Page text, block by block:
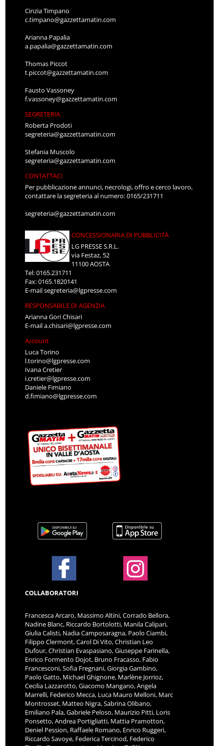
Cinzia Timpano
c.timpano@gazzettamatin.com
Arianna Papalia
a.papalia@gazzettamatin.com
Thomas Piccot
t.piccot@gazzettamatin.com
Fausto Vassoney
f.vassoney@gazzettamatin.com
SEGRETERIA
Roberta Prodoti
segreteria@gazzettamatin.com
Stefania Muscolo
segreteria@gazzettamatin.com
CONTATTACI
Per pubblicazione annunci, necrologi, offro e cerco lavoro,
contattare la segreteria al numero: 0165/231711
segreteria@gazzettamatin.com
CONCESSIONARIA DI PUBBLICITÀ
LG PRESSE S.R.L.
via Festaz, 52
11100 AOSTA
Tel: 0165.231711
Fax: 0165.1820141
E-mailsegreteria@lgpresse.com
RESPONSABILE DI AGENZIA
Arianna Gori Chisari
E-maila.chisari@lgpresse.com
Account
Luca Torino
l.torino@lgpresse.com
Ivana Cretier
i.cretier@lgpresse.com
Daniele Fimiano
d.fimiano@lgpresse.com
COLLABORATORI
Francesca Arcaro, Massimo Altini, Corrado Bellora,
Nadine Blanc, Riccardo Bortolotti, Manila Calipari,
Giulia Calisti, Nadia Camposaragna, Paolo Ciambi,
Filippo Clermont, Carol Di Vito, Christian Leo
Dufour, Christian Evaspasiano, Giuseppe Farinella,
Enrico Formento Dojot, Bruno Fracasso, Fabio
Francesconi, Sofia Fregnani, Giorgia Gambino,
Paolo Gatto, Michael Ghignone, Marlène Jorrioz,
Cecilia Lazzarotto, Giacomo Mangano, Angela
Marrelli, Federico Mecca, Luca Mauro Melloni, Marc
Montrosset, Matteo Nigra, Sabrina Olibano,
Emiliano Pala, Gabriele Peloso, Maurizio Pitti, Loris
Ponsetto, Andrea Portigliatti, Mattia Pramotton,
Deniel Pession, Raffaele Romano, Enrico Ruggeri,
Riccardo Savoye, Federica Tercinod, Federico